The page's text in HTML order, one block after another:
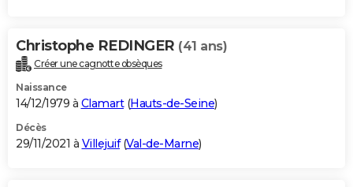
Christophe REDINGER (41 ans)
Créer une cagnotte obsèques
Naissance
14/12/1979 à Clamart(Hauts-de-Seine)
Décès
29/11/2021 à Villejuif(Val-de-Marne)